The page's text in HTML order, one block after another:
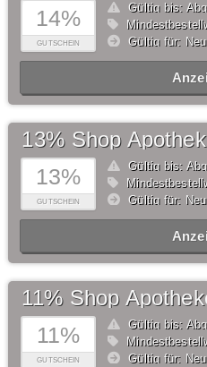
14%
GUTSCHEIN
Gültig bis:
Gültig für:
13%
GUTSCHEIN
13% Shop
Gültig bis:
Gültig für:
11%
GUTSCHEIN
11% Shop
Gültig bis:
Gültig für: